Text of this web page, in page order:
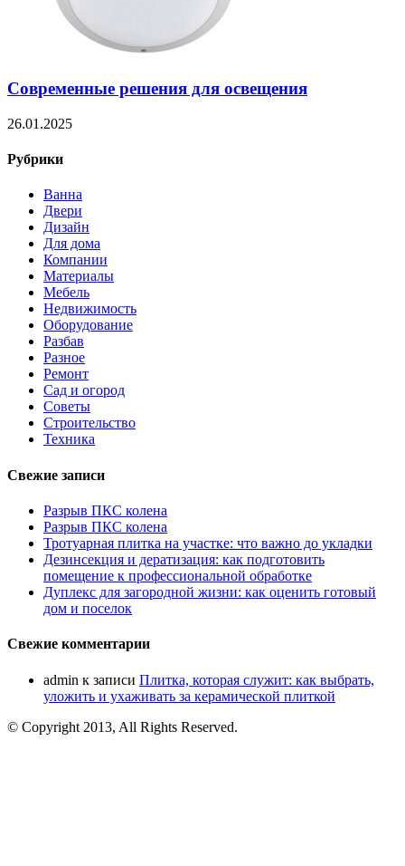
Современные решения для освещения
26.01.2025
Рубрики
Ванна
Двери
Дизайн
Для дома
Компании
Материалы
Мебель
Недвижимость
Оборудование
Разбав
Разное
Ремонт
Сад и огород
Советы
Строительство
Техника
Свежие записи
Разрыв ПКС колена
Разрыв ПКС колена
Тротуарная плитка на участке: что важно до укладки
Дезинсекция и дератизация: как подготовить
помещение к профессиональной обработке
Дуплекс для загородной жизни: как оценить готовый
дом и поселок
Свежие комментарии
admin к записи Плитка, которая служит: как выбрать,
уложить и ухаживать за керамической плиткой
© Copyright 2013, All Rights Reserved.